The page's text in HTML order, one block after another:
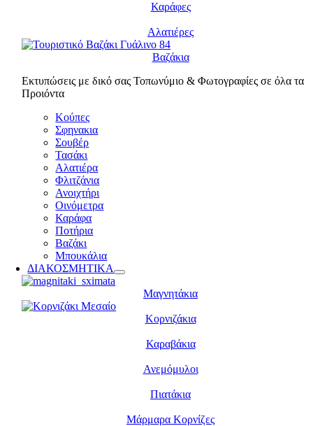
Καράφες
Αλατιέρες
Βαζάκια
Εκτυπώσεις με δικό σας Τοπωνύμιο & Φωτογραφίες σε όλα τα
Προιόντα
Κούπες
Σφηνακια
Σουβέρ
Τασάκι
Αλατιέρα
Φλιτζάνια
Ανοιχτήρι
Οινόμετρα
Καράφα
Ποτήρια
Βαζάκι
Μπουκάλια
ΔΙΑΚΟΣΜΗΤΙΚΑ
Μαγνητάκια
Κορνιζάκια
Καραβάκια
Ανεμόμυλοι
Πιατάκια
Μάρμαρα Κορνίζες